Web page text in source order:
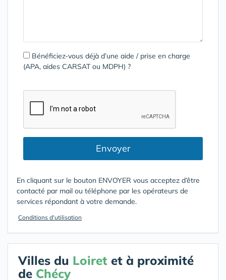
Bénéficiez-vous déjà d’une aide / prise en charge
(APA, aides CARSAT ou MDPH) ?
Envoyer
En cliquant sur le bouton ENVOYER vous acceptez d’être
contacté par mail ou téléphone par les opérateurs de
services répondant à votre demande.
Conditions d'utilisation
Villes du Loiret et à proximité
de Chécy